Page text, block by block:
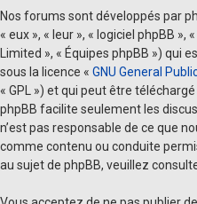
Nos forums sont développés par
« eux », « leur », « logiciel phpBB »,
Limited », « Équipes phpBB ») qui
sous la licence « GNU General
« GPL ») et qui peut être
phpBB facilite seulement les
n’est pas responsable de ce que
comme contenu ou conduite
au sujet de phpBB, veuillez